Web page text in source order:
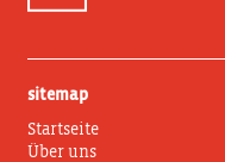
sitemap
Startseite
Über uns